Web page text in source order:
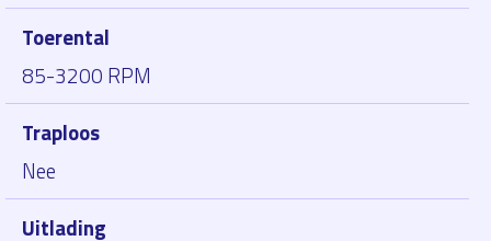
Toerental
85-3200 RPM
Traploos
Nee
Uitlading